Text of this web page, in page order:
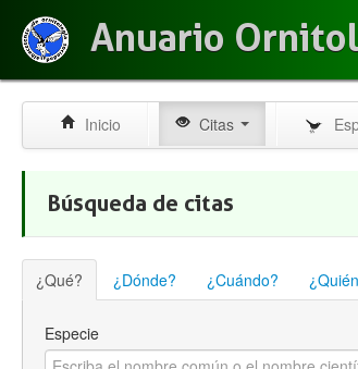
Anuario
Inicio Citas
Búsqueda de citas
¿Qué? ¿Dónde? ¿Cuándo?
Especie